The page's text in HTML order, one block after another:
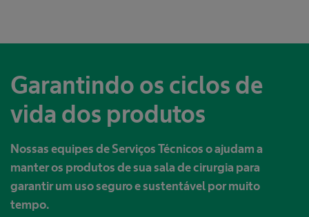
Garantindo os ciclos de
vida dos produtos
Nossas equipes de Serviços Técnicos o ajudam a
manter os produtos de sua sala de cirurgia para
garantir um uso seguro e sustentável por muito
tempo.